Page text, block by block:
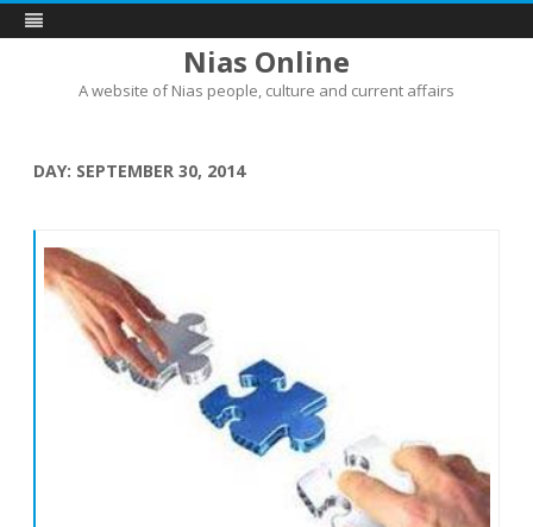
Nias Online
A website of Nias people, culture and current affairs
DAY: SEPTEMBER 30, 2014